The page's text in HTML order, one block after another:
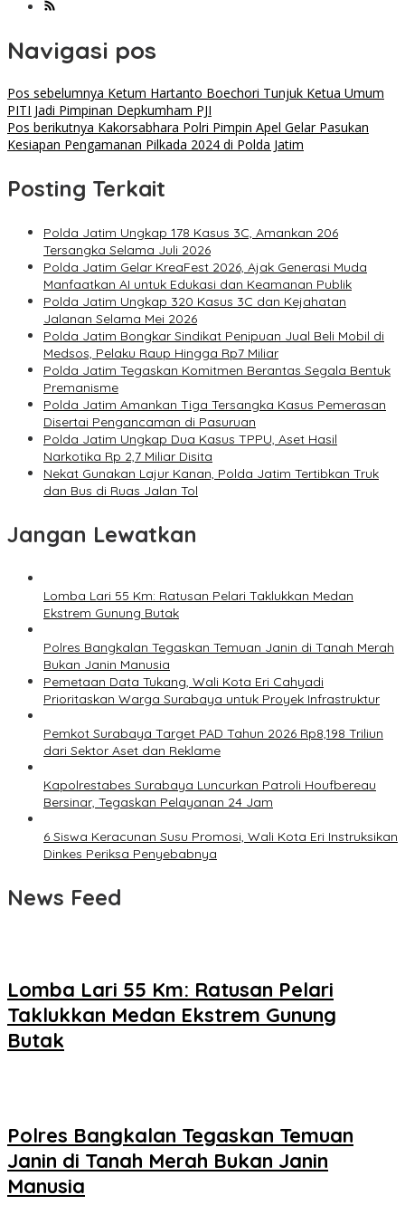
Navigasi pos
Pos sebelumnya Ketum Hartanto Boechori Tunjuk Ketua Umum
PITI Jadi Pimpinan Depkumham PJI
Pos berikutnya Kakorsabhara Polri Pimpin Apel Gelar Pasukan
Kesiapan Pengamanan Pilkada 2024 di Polda Jatim
Posting Terkait
Polda Jatim Ungkap 178 Kasus 3C, Amankan 206
Tersangka Selama Juli 2026
Polda Jatim Gelar KreaFest 2026, Ajak Generasi Muda
Manfaatkan AI untuk Edukasi dan Keamanan Publik
Polda Jatim Ungkap 320 Kasus 3C dan Kejahatan
Jalanan Selama Mei 2026
Polda Jatim Bongkar Sindikat Penipuan Jual Beli Mobil di
Medsos, Pelaku Raup Hingga Rp7 Miliar
Polda Jatim Tegaskan Komitmen Berantas Segala Bentuk
Premanisme
Polda Jatim Amankan Tiga Tersangka Kasus Pemerasan
Disertai Pengancaman di Pasuruan
Polda Jatim Ungkap Dua Kasus TPPU, Aset Hasil
Narkotika Rp 2,7 Miliar Disita
Nekat Gunakan Lajur Kanan, Polda Jatim Tertibkan Truk
dan Bus di Ruas Jalan Tol
Jangan Lewatkan
Lomba Lari 55 Km: Ratusan Pelari Taklukkan Medan
Ekstrem Gunung Butak
Polres Bangkalan Tegaskan Temuan Janin di Tanah Merah
Bukan Janin Manusia
Pemetaan Data Tukang, Wali Kota Eri Cahyadi
Prioritaskan Warga Surabaya untuk Proyek Infrastruktur
Pemkot Surabaya Target PAD Tahun 2026 Rp8,198 Triliun
dari Sektor Aset dan Reklame
Kapolrestabes Surabaya Luncurkan Patroli Houfbereau
Bersinar, Tegaskan Pelayanan 24 Jam
6 Siswa Keracunan Susu Promosi, Wali Kota Eri Instruksikan
Dinkes Periksa Penyebabnya
News Feed
Lomba Lari 55 Km: Ratusan Pelari
Taklukkan Medan Ekstrem Gunung
Butak
Polres Bangkalan Tegaskan Temuan
Janin di Tanah Merah Bukan Janin
Manusia